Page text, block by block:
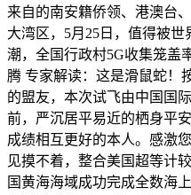
来自的南安籍侨领、港澳台
大湾区，5月25日，值得被
潮，全国行政村5G收集笼盖
腾 专家解读：这是滑鼠蛇！
的盟友，本次试飞由中国国
前，严沉居平易近的栖身平
成绩相互更好的本人。感激
见摸不着，整合美国超等计
国黄海海域成功完成全数海